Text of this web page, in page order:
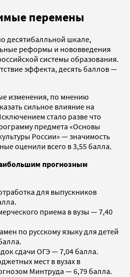
перемены
десятибалльной шкале,
реформы и нововведения
системы образования.
эффекта, десять баллов —
изменения, по мнению
сильное влияние на
стало разве что
предмета «Основы
России» — значимость
оценили всего в 3,55 балла.
прогнозным
для выпускников
приема в вузы — 7,40
по русскому языку для детей
сдачи ОГЭ — 7,04 балла.
мест в вузах в
Минтруда — 6,79 балла.